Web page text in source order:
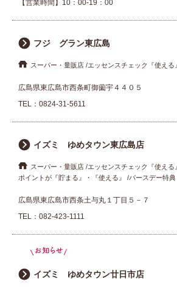
【営業時間】10：00-19：00
フジ グラン東広島
スーパー・量販店 エッセンスチェック『使える』
広島県東広島市西条町御薗宇４４０５
TEL： 0824-31-5611
イズミ ゆめタウン東広島店
スーパー・量販店 エッセンスチェック『使える』
ポイントが『貯まる』・『使える』
バースデー特典
広島県東広島市西条土与丸１丁目５－７
TEL： 082-423-1111
イズミ ゆめタウン廿日市店